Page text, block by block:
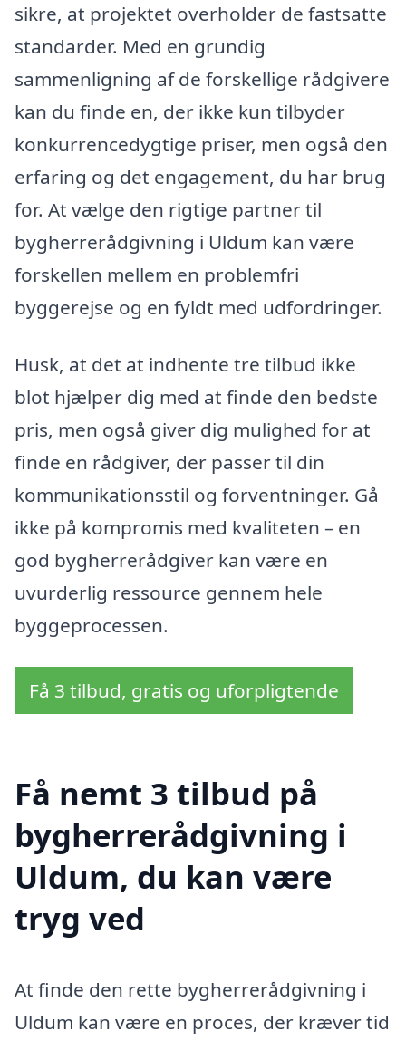
sikre, at projektet overholder de fastsatte
standarder. Med en grundig
sammenligning af de forskellige rådgivere
kan du finde en, der ikke kun tilbyder
konkurrencedygtige priser, men også den
erfaring og det engagement, du har brug
for. At vælge den rigtige partner til
bygherrerådgivning i Uldum kan være
forskellen mellem en problemfri
byggerejse og en fyldt med udfordringer.
Husk, at det at indhente tre tilbud ikke
blot hjælper dig med at finde den bedste
pris, men også giver dig mulighed for at
finde en rådgiver, der passer til din
kommunikationsstil og forventninger. Gå
ikke på kompromis med kvaliteten – en
god bygherrerådgiver kan være en
uvurderlig ressource gennem hele
byggeprocessen.
Få 3 tilbud, gratis og uforpligtende
Få nemt 3 tilbud på
bygherrerådgivning i
Uldum, du kan være
tryg ved
At finde den rette bygherrerådgivning i
Uldum kan være en proces, der kræver tid